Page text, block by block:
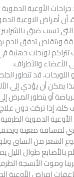
جراحات الأوعية
أن أمراض الاوعية
تسبب ضيق
ويتقلص تدفق الدم
تتراكم لويحات دهنية
الأعضاء والأطراف.
قد تتطور
يمكن أن يؤدي إلى
أو يتطور المرض
كله، إذا تركت دون
الدموية
لمسافة معينة
الشعر من الساق
بالأصابع طوال
وموت الأنسجة